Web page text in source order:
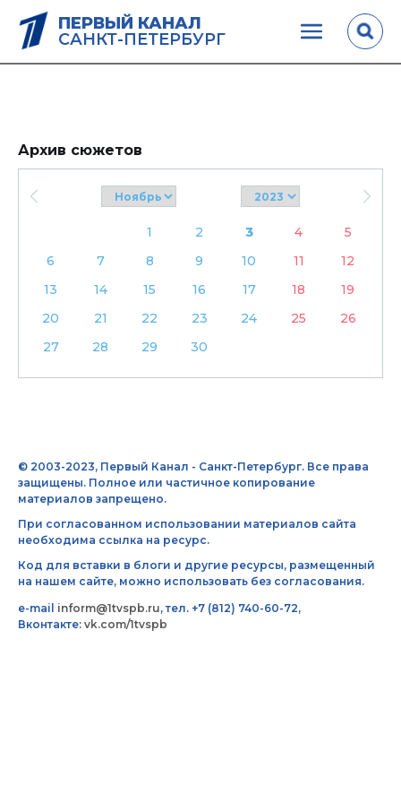
ПЕРВЫЙ КАНАЛ
САНКТ-ПЕТЕРБУРГ
Архив сюжетов
1 2 3 4
5
6
7 8 9 10 11
12
13
14 15 16 17 18
19
20
21 22 23 24 25
26
27
28 29 30
© 2003-2023, Первый Канал - Санкт-Петербург. Все права
защищены. Полное или частичное копирование
материалов запрещено.
При согласованном использовании материалов сайта
необходима ссылка на ресурс.
Код для вставки в блоги и другие ресурсы, размещенный
на нашем сайте, можно использовать без согласования.
e-mail inform@1tvspb.ru, тел. +7 (812) 740-60-72,
Вконтакте: vk.com/1tvspb